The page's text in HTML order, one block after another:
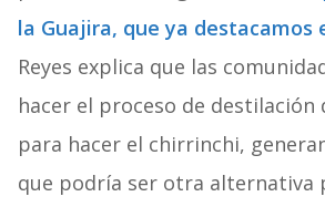
la Guajira, que ya destacamos
Reyes explica que las
hacer el proceso de destilación
para hacer el chirrinchi,
que podría ser otra alternativa